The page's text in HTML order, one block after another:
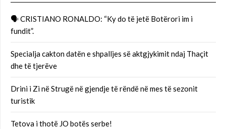
🗣 CRISTIANO RONALDO: “Ky do të jetë Botërori im i
fundit”.
Specialja cakton datën e shpalljes së aktgjykimit ndaj Thaçit
dhe të tjerëve
Drini i Zi në Strugë në gjendje të rëndë në mes të sezonit
turistik
Tetova i thotë JO botës serbe!